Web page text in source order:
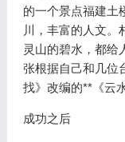
的一个景点福建土
川，丰富的人文。
灵山的碧水，都给
张根据自己和几位
找》改编的**《云
成功之后